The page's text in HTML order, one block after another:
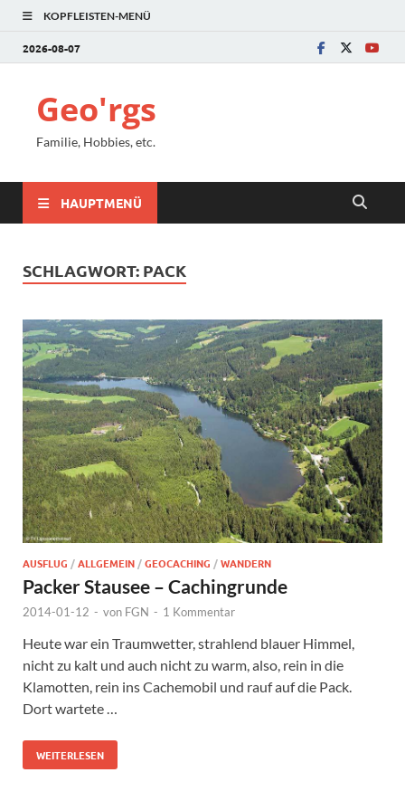
KOPFLEISTEN-MENÜ
2026-08-07
Geo'rgs
Familie, Hobbies, etc.
HAUPTMENÜ
SCHLAGWORT: PACK
AUSFLUG /ALLGEMEIN/GEOCACHING /WANDERN
Packer Stausee – Cachingrunde
2014-01-12 - von FGN - 1 Kommentar
Heute war ein Traumwetter, strahlend blauer Himmel,
nicht zu kalt und auch nicht zu warm, also, rein in die
Klamotten, rein ins Cachemobil und rauf auf die Pack.
Dort wartete …
WEITERLESEN